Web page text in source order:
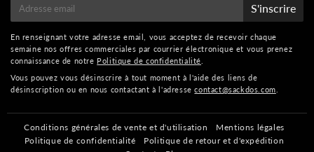
mail
S'inscrire
En renseignant votre adresse email, vous acceptez de recevoir chaque
semaine nos offres commerciales par courrier électronique et vous prenez
connaissance de notre Politique de confidentialité
Vous pouvez vous désinscrire à tout moment à l'aide des liens de
désinscription ou en nous contactant à l'adressecontact@sackdos.com
Conditions générales de vente et d'utilisation
Mentions légales
Politique de confidentialité
Politique de retour et d'expédition